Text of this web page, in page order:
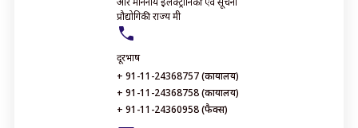
प्रौद्योगिकी राज्य मंत्री
दूरभाष
+ 91-11-24368757 (कार्यालय)
+ 91-11-24368758 (कार्यालय)
+ 91-11-24360958 (फैक्स)